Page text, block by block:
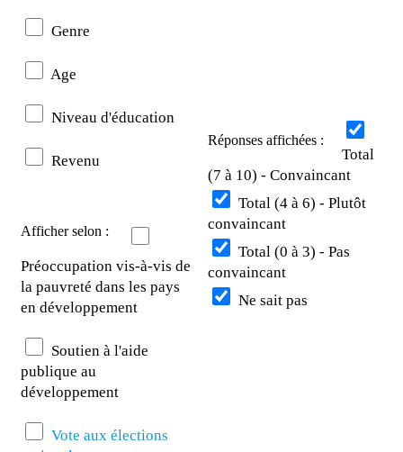
Genre
Age
Niveau d'éducation
Revenu
Afficher selon :
Préoccupation vis-à-vis de
la pauvreté dans les pays
en développement
Soutien à l'aide
publique au
développement
Vote aux élections
Réponses affichées :
Total
(7 à 10) - Convaincant
Total (4 à 6) - Plutôt
convaincant
Total (0 à 3) - Pas
convaincant
Ne sait pas